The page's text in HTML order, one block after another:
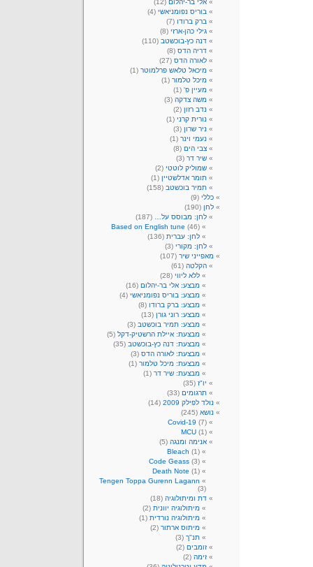
אלי בר-יהלום (12)
בוריס נפומניאשי (4)
ברק ברודו (7)
גילי כהן-ארזי (8)
דנה כץ-בוכשטב (110)
דריה הדס (8)
לאורה הדס (27)
מיכאל טלאש פרלמוטר (1)
מיכל טלמור (1)
מעיין פ' (1)
משה צדקה (3)
נדב רזון (2)
נורית קרני (1)
ניר שרון (3)
נעמי וינר (1)
צבי הים (8)
שיר דר (3)
שמוליק לוטטי (2)
תומר אדלשטיין (1)
תמיר בוכשטב (158)
כללי (9)
לחן (190)
לחן: מבוסס על…
(187)
Based on English tune (46)
לחן: עברית (136)
לחן: מקורי (3)
מאפייני שיר (107)
הקלטה (61)
ללא ליווי (28)
מבצע: אלי בר-יהלום (16)
מבצע: בוריס נפומניאשי (4)
מבצע: ברק ברודו (8)
מבצע: רוני גורן (13)
מבצע: תמיר בוכשטב (3)
מבצעת: איילת הרשטיק-דקל (5)
מבצעת: דנה כץ-בוכשטב (35)
מבצעת: לאורה הדס (3)
מבצעת: מיכל טלמור (1)
מבצעת: שיר דר (1)
יו"ז (35)
תרגומים (33)
נולד לפילק 2009
(14)
נושא (245)
Covid-19 (7)
MCU (1)
אנימה ומנגה (5)
Bleach (1)
Code Geass (3)
Death Note (1)
Tengen Toppa Gurenn Lagann
(3)
דת ומיתולוגיה (18)
מיתולוגיה יוונית (2)
מיתולוגיה נורדית (1)
מיתוס ארתור (2)
תנ"ך (3)
זומבים (2)
זימה (2)